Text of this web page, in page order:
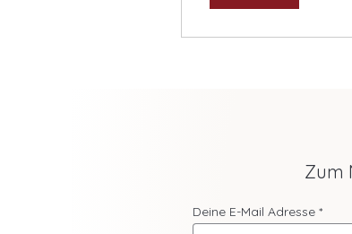
Zum
Deine E-Mail Adresse